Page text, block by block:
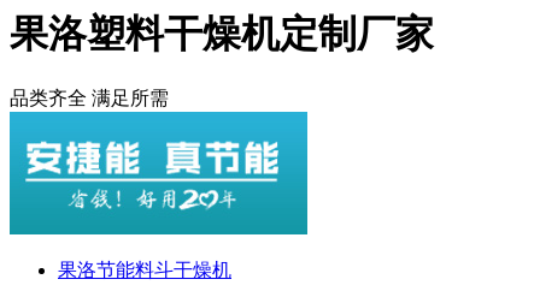
果洛塑料干燥机定制厂家
品类齐全 满足所需
果洛节能料斗干燥机